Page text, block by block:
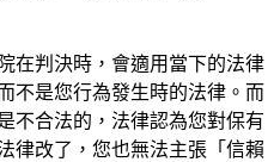
在判決時，會適用當下的法律
不是您行為發生時的法律。而
不合法的，法律認為您對保有
律改了，您也無法主張「信賴